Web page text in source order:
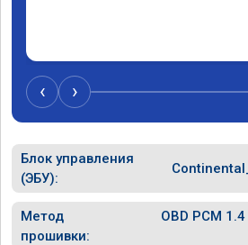
‹ ›
Блок управления
(ЭБУ):
Метод
прошивки:
OBD PCM